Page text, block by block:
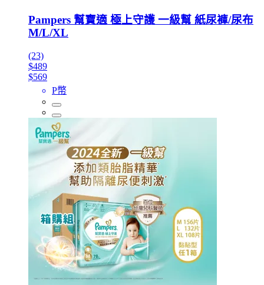
Pampers 幫寶適 極上守護 一級幫 紙尿褲/尿布
M/L/XL
(23)
$489
$569
P幣